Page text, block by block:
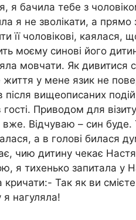
я бачила тебе з
я не зволікати, а
її чоловікові,
моєму синові його
мовчати. Як дивитися
життя у мене язик не
після вищеописаних
Приводом для
вже. Відчуваю – син
а в голові билася
чию дитину чекає
я тихенько запитала у
кричати:- Так як ви
я нагуляла!